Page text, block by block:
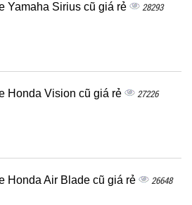
Yamaha Sirius cũ giá rẻ 28293
Honda Vision cũ giá rẻ 27226
Honda Air Blade cũ giá rẻ 26648